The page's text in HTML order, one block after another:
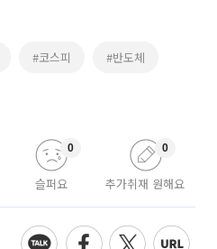
#코스피 #반도체
슬퍼요
0
추가취재 원해요
0